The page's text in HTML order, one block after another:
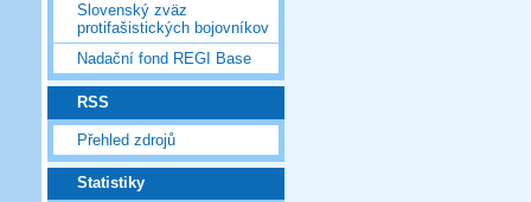
Slovenský zväz
protifašistických bojovníkov
Nadační fond REGI Base
RSS
Přehled zdrojů
Statistiky